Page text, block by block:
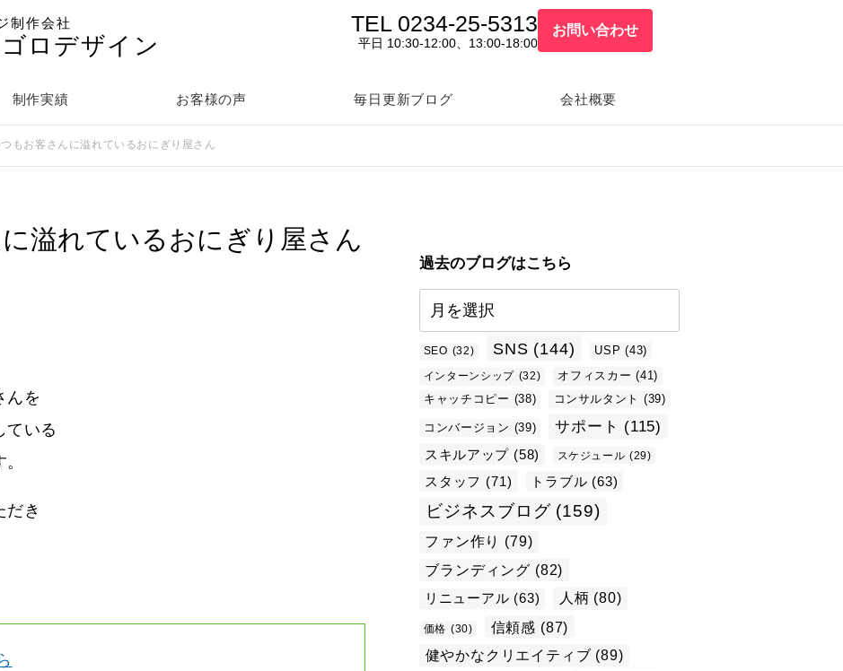
制作会社
ロデザイン
TEL 0234-25-5313
平日 10:30-12:00、13:00-18:00
お問い合わせ
制作実績 お客様の声 毎日更新ブログ 会社概要
つもお客さんに溢れているおにぎり屋さん
溢れているおにぎり屋さん
んを
ている
だき
過去のブログはこちら
SEO (32) SNS (144) USP (43)
インターンシップ (32) オフィスカー (41)
キャッチコピー (38) コンサルタント (39)
コンバージョン (39) サポート (115)
スキルアップ (58) スケジュール (29)
スタッフ (71) トラブル (63)
ビジネスブログ (159)
ファン作り
(79)
ブランディング (82)
リニューアル (63) 人柄 (80)
価格 (30) 信頼感 (87)
健やかなクリエイティブ (89)